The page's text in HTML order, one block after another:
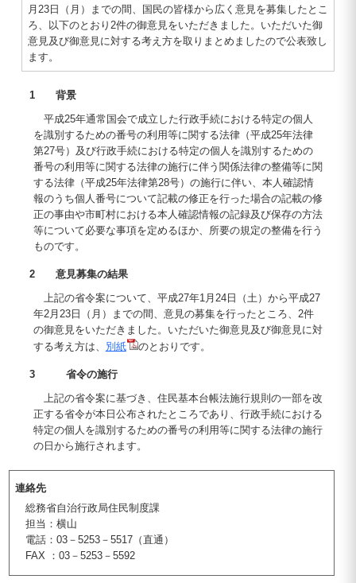
月23日（月）までの間、国民の皆様から広く意見を募集したとこ
ろ、以下のとおり2件の御意見をいただきました。いただいた御
意見及び御意見に対する考え方を取りまとめましたので公表致し
ます。
1 背景
平成25年通常国会で成立した行政手続における特定の個人
を識別するための番号の利用等に関する法律（平成25年法律
第27号）及び行政手続における特定の個人を識別するための
番号の利用等に関する法律の施行に伴う関係法律の整備等に関
する法律（平成25年法律第28号）の施行に伴い、本人確認情
報のうち個人番号について記載の修正を行った場合の記載の修
正の事由や市町村における本人確認情報の記録及び保存の方法
等について必要な事項を定めるほか、所要の規定の整備を行う
ものです。
2 意見募集の結果
上記の省令案について、平成27年1月24日（土）から平成27
年2月23日（月）までの間、意見の募集を行ったところ、2件
の御意見をいただきました。いただいた御意見及び御意見に対
する考え方は、 別紙 のとおりです。
3 省令の施行
上記の省令案に基づき、住民基本台帳法施行規則の一部を改
正する省令が本日公布されたところであり、行政手続における
特定の個人を識別するための番号の利用等に関する法律の施行
の日から施行されます。
連絡先
総務省自治行政局住民制度課
担当：横山
電話：03－5253－5517（直通）
FAX ：03－5253－5592